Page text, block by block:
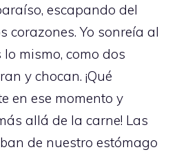
escapando del
corazones. Yo sonreía al
mismo, como dos
y chocan. ¡Qué
en ese momento y
allá de la carne! Las
de nuestro estómago